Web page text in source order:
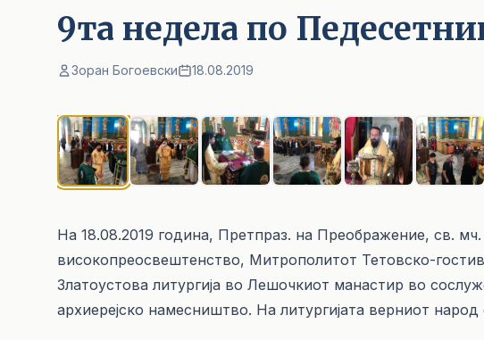
9та недела по
Зоран Богоевски 18.08.2019
На 18.08.2019 година, Претпраз. на Преображение, св. мч.
високопреосвештенство, Митрополитот Тетовско-
Златоустова литургија во Лешочкиот манастир во
архиерејско намесништво. На литургијата верниот